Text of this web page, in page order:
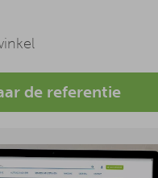
de referentie